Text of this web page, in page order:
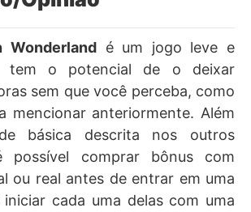
Wonderlandé um jogo leve e
tem o potencial de o deixar
sem que você perceba, como
mencionar anteriormente. Além
básica descrita nos outros
possível comprar bônus com
ou real antes de entrar em uma
cada uma delas com uma